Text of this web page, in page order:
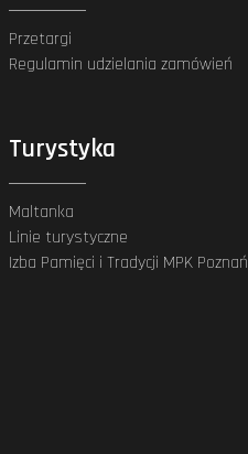
Przetargi
Regulamin udzielania zamówień
Turystyka
Maltanka
Linie turystyczne
Izba Pamięci i Tradycji MPK Poznań